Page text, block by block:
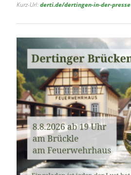
Kurz-Url:derti.de/dertingen-in-der-presse